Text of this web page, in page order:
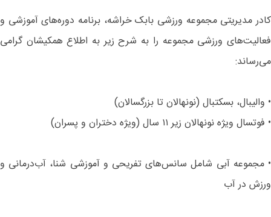
کادر مدیریتی مجموعه ورزشی بابک خراشه، برنامه دوره‌های آموزشی و
فعالیت‌های ورزشی مجموعه را به شرح زیر به اطلاع همکیشان گرامی
می‌رساند:
• والیبال، بسکتبال (نونهالان تا بزرگسالان)
• فوتسال ویژه نونهالان زیر ۱۱ سال (ویژه دختران و پسران)
• مجموعه آبی شامل سانس‌های تفریحی و آموزشی شنا، آب‌درمانی و
ورزش در آب